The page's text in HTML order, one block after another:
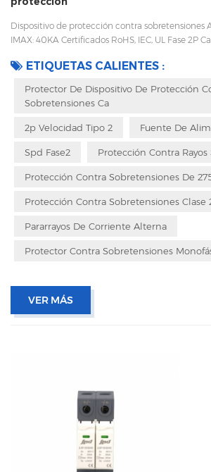
Dispositivo de protección contra sobretensiones
IMAX: 40KA Certificados RoHS, IEC, UL Fase 2P
evitar vibraciones durante el transporte
ETIQUETAS CALIENTES :
Protector De Dispositivo De Protección
Sobretensiones Ca
2p Velocidad Tipo 2 Fuente De
Spd Fase2 Protección Contra Rayos
Protección Contra Sobretensiones De
Protección Contra Sobretensiones Clase
Pararrayos De Corriente Alterna
Protector Contra Sobretensiones
VER MÁS